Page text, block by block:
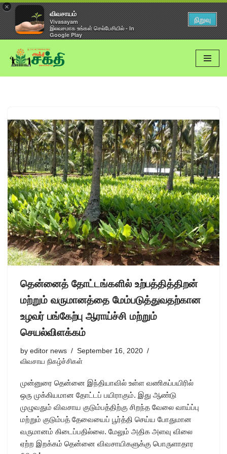
×
விவசாயம்
Vivasayam
இலவசமாக உங்கள் செல்பேசியில் - In
Google Play
நிறுவு
Skip
to
தென்னைத் தோட்டங்களில் உற்பத்தித்திறன்
மற்றும் வருமானத்தை மேம்படுத்துவதற்கான
உழவர் பங்கேற்பு ஆராய்ச்சி மற்றும்
செயல்விளக்கம்
by editor news
September 16, 2020
விவசாய நிகழ்ச்சிகள்
முன்னுரை தென்னை இந்தியாவில் உள்ள வணிகப்பயிரில்
ஒரு முக்கியமான தோட்டப் பயிராகும். இது ஆண்டு
முழுவதும் விவசாய குடும்பத்திற்கு சிறந்த வேலை வாய்ப்பு
மற்றும் குடும்பத் தேவையைப் பூர்த்தி செய்ய போதுமான
வருமானம் கிடைப்பதில்லை. மேலும் அதிக அளவு விலை
ஏற்ற இறக்கம் தென்னை விவசாயிகளுக்கு பொருளாதார